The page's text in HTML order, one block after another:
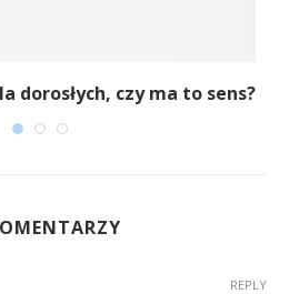
dorosłych, czy ma to sens?
REPLY